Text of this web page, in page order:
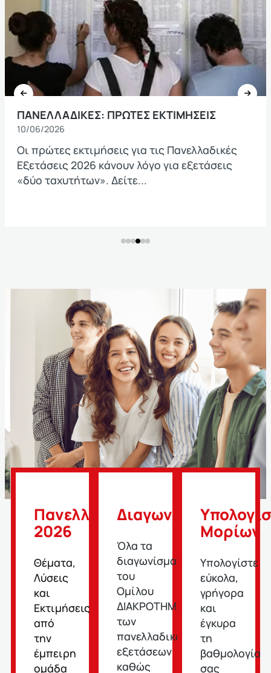
ΠΑΝΕΛΛΑΔΙΚΕΣ: ΠΡΩΤΕΣ ΕΚΤΙΜΗΣΕΙΣ
10/06/2026
Οι πρώτες εκτιμήσεις για τις Πανελλαδικές
Εξετάσεις 2026 κάνουν λόγο για εξετάσεις
«δύο ταχυτήτων». Δείτε...
Πανελλαδικές
2026
Θέματα,
Λύσεις
και
Εκτιμήσεις
από
την
έμπειρη
ομάδα
Διαγωνίσματα
Όλα τα
διαγωνίσματα
του
Ομίλου
ΔΙΑΚΡΟΤΗΜΑ,
των
πανελλαδικών
εξετάσεων
καθώς
Μορίων
Υπολογίστε
εύκολα,
γρήγορα
και
έγκυρα
τη
βαθμολογία
σας